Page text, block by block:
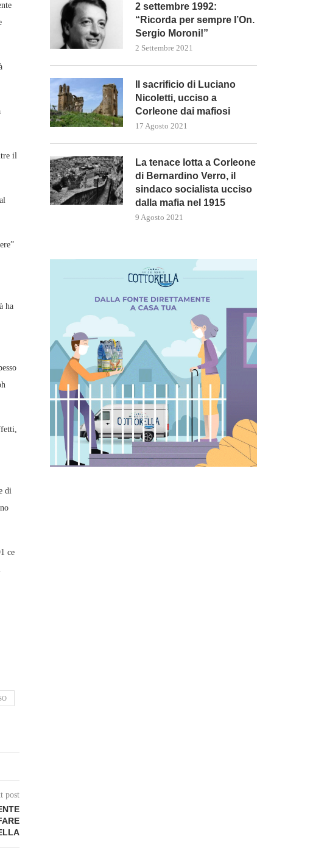
il
ha
di
ce
post
2 settembre 1992:
“Ricorda per sempre l’On.
Sergio Moroni!”
2 Settembre 2021
Il sacrificio di Luciano
Nicoletti, ucciso a
Corleone dai mafiosi
17 Agosto 2021
La tenace lotta a Corleone
di Bernardino Verro, il
sindaco socialista ucciso
dalla mafia nel 1915
9 Agosto 2021